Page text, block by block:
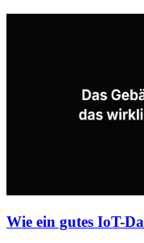
Wie ein gutes IoT-